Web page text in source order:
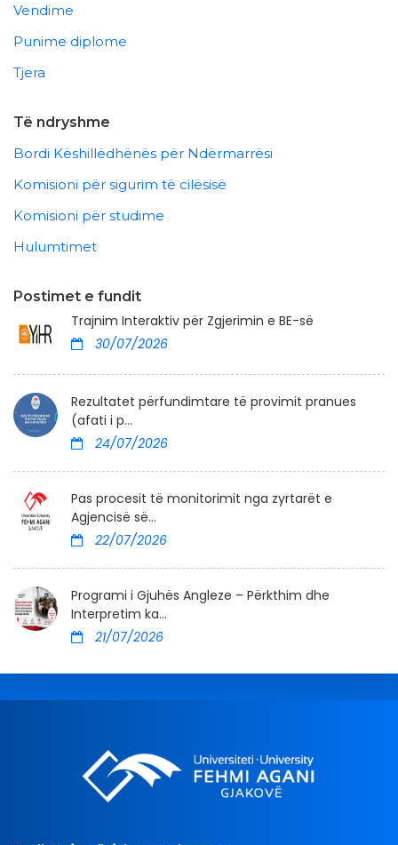
Vendime
Punime diplome
Tjera
Të ndryshme
Bordi Këshillëdhënës për Ndërmarrësi
Komisioni për sigurim të cilësisë
Komisioni për studime
Hulumtimet
Postimet e fundit
Trajnim Interaktiv për Zgjerimin e BE-së
30/07/2026
Rezultatet përfundimtare të provimit pranues
(afati i p...
24/07/2026
Pas procesit të monitorimit nga zyrtarët e
Agjencisë së...
22/07/2026
Programi i Gjuhës Angleze – Përkthim dhe
Interpretim ka...
21/07/2026